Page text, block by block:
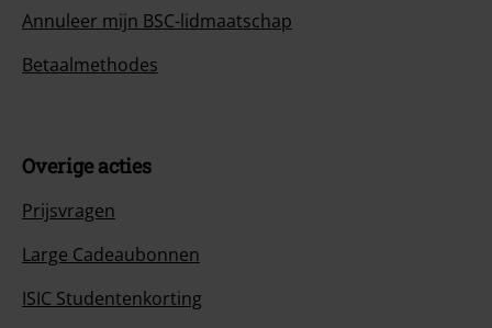
Annuleer mijn BSC-lidmaatschap
Betaalmethodes
Overige acties
Prijsvragen
Large Cadeaubonnen
ISIC Studentenkorting